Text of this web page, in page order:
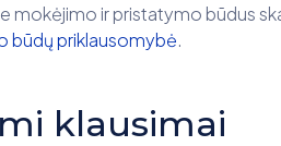
mokėjimo ir pristatymo būdus
būdų priklausomybė.
klausimai